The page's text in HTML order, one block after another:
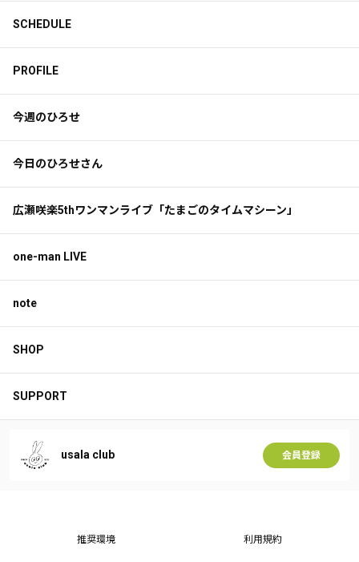
SCHEDULE
PROFILE
今週のひろせ
今日のひろせさん
広瀬咲楽5thワンマンライブ「たまごのタイムマシーン」
one-man LIVE
note
SHOP
SUPPORT
usala club 会員登録
推奨環境 利用規約